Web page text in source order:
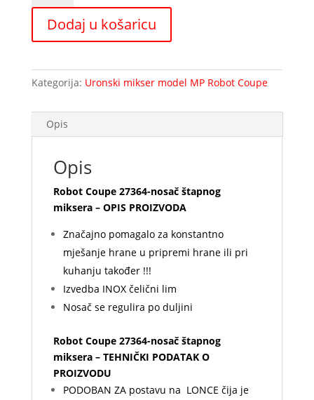
27364-
nosač
štapnog
količina
Dodaj u košaricu
Kategorija: Uronski mikser model MP Robot Coupe
Opis
Opis
Robot Coupe 27364-nosač štapnog
miksera – OPIS PROIZVODA
Značajno pomagalo za konstantno
mješanje hrane u pripremi hrane ili pri
kuhanju također !!!
Izvedba INOX čelični lim
Nosač se regulira po duljini
Robot Coupe 27364-nosač štapnog
miksera – TEHNIČKI PODATAK O
PROIZVODU
PODOBAN ZA postavu na LONCE čija je